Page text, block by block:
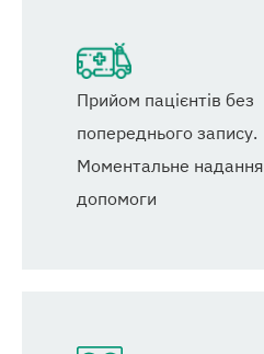
Прийом пацієнтів без
попереднього запису.
Моментальне надання
допомоги